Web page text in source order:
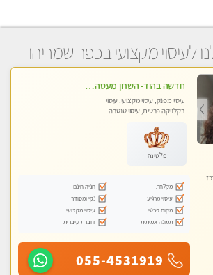
לעיסוי מקצועי בכפר שמריהו
חדשה בהוד- השרון מעסה איכותית ומקצועית
עיסוי מפנק, עיסוי מקצועי, עיסוי
בקלניקה פרטית, עיסוי טנטרה
פלטינה
מקלחת
חניה חינם
עיסוי מרגיע
נקי ומסודר
מקום פרטי
עיסוי מקצועי
תמונה אמיתית
דוברת עיברית
055-4531919